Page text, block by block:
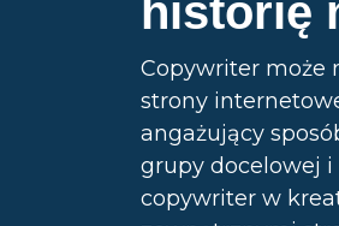
historię
Copywriter może
strony
angażujący
grupy docelowej
copywriter w